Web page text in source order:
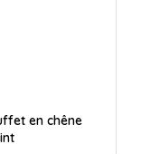
en chêne